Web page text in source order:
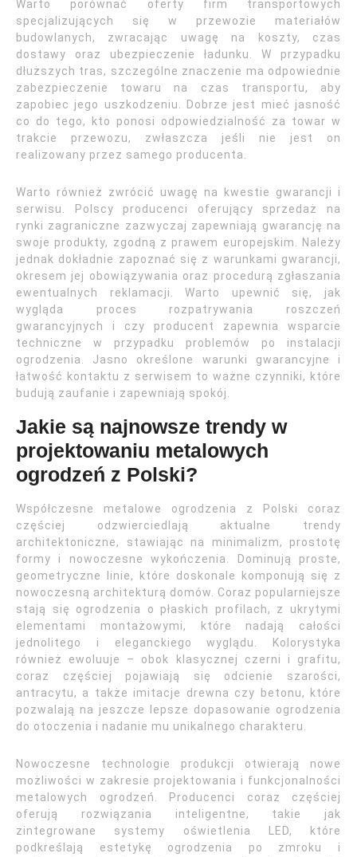
Warto porównać oferty firm transportowych
specjalizujących się w przewozie materiałów
budowlanych, zwracając uwagę na koszty, czas
dostawy oraz ubezpieczenie ładunku. W przypadku
dłuższych tras, szczególne znaczenie ma odpowiednie
zabezpieczenie towaru na czas transportu, aby
zapobiec jego uszkodzeniu. Dobrze jest mieć jasność
co do tego, kto ponosi odpowiedzialność za towar w
trakcie przewozu, zwłaszcza jeśli nie jest on
realizowany przez samego producenta.
Warto również zwrócić uwagę na kwestie gwarancji i
serwisu. Polscy producenci oferujący sprzedaż na
rynki zagraniczne zazwyczaj zapewniają gwarancję na
swoje produkty, zgodną z prawem europejskim. Należy
jednak dokładnie zapoznać się z warunkami gwarancji,
okresem jej obowiązywania oraz procedurą zgłaszania
ewentualnych reklamacji. Warto upewnić się, jak
wygląda proces rozpatrywania roszczeń
gwarancyjnych i czy producent zapewnia wsparcie
techniczne w przypadku problemów po instalacji
ogrodzenia. Jasno określone warunki gwarancyjne i
łatwość kontaktu z serwisem to ważne czynniki, które
budują zaufanie i zapewniają spokój.
Jakie są najnowsze trendy w
projektowaniu metalowych
ogrodzeń z Polski?
Współczesne metalowe ogrodzenia z Polski coraz
częściej odzwierciedlają aktualne trendy
architektoniczne, stawiając na minimalizm, prostotę
formy i nowoczesne wykończenia. Dominują proste,
geometryczne linie, które doskonale komponują się z
nowoczesną architekturą domów. Coraz popularniejsze
stają się ogrodzenia o płaskich profilach, z ukrytymi
elementami montażowymi, które nadają całości
jednolitego i eleganckiego wyglądu. Kolorystyka
również ewoluuje – obok klasycznej czerni i grafitu,
coraz częściej pojawiają się odcienie szarości,
antracytu, a także imitacje drewna czy betonu, które
pozwalają na jeszcze lepsze dopasowanie ogrodzenia
do otoczenia i nadanie mu unikalnego charakteru.
Nowoczesne technologie produkcji otwierają nowe
możliwości w zakresie projektowania i funkcjonalności
metalowych ogrodzeń. Producenci coraz częściej
oferują rozwiązania inteligentne, takie jak
zintegrowane systemy oświetlenia LED, które
podkreślają estetykę ogrodzenia po zmroku i